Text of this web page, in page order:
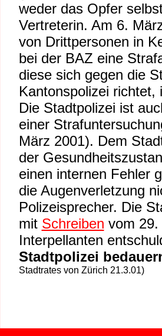
weder das Opfer
Vertreterin. Am 6.
von Drittpersonen in
bei der BAZ eine
diese sich gegen die
Kantonspolizei
Die Stadtpolizei ist
einer
März 2001). Dem
der
einen internen Fehler
die Augenverletzung
Polizeisprecher. Die
mit Schreiben vom 29.
Interpellanten
Stadtpolizei
Stadtrates von Zürich 21.3.01)